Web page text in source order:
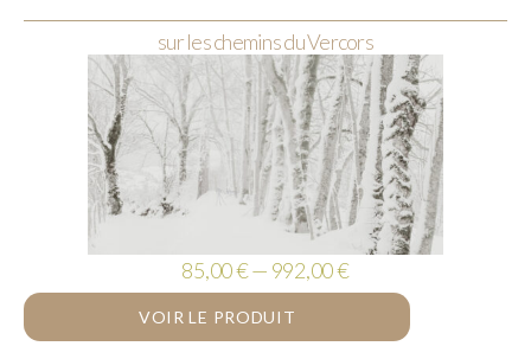
sur les chemins du Vercors
85,00 € — 992,00 €
VOIR LE PRODUIT